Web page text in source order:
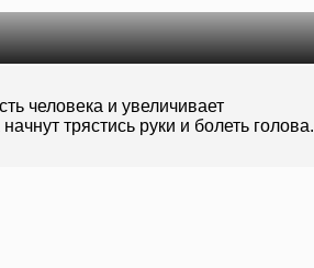
человека и увеличивает
трястись руки и болеть голова.